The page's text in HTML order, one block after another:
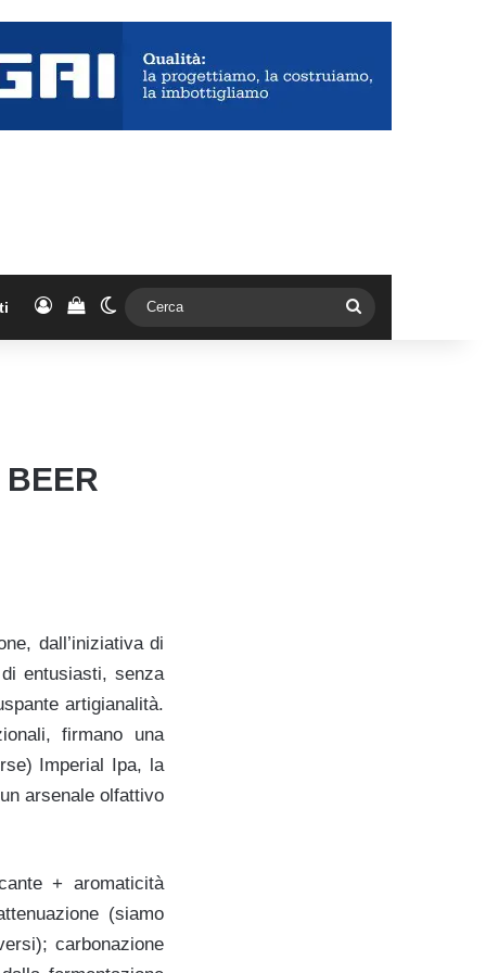
AccediVedi il carrello
Cambia aspetto
dall’iniziativa di
entusiasti, senza
artigianalità.
firmano una
Imperial Ipa, la
arsenale olfattivo
+ aromaticità
(siamo
carbonazione